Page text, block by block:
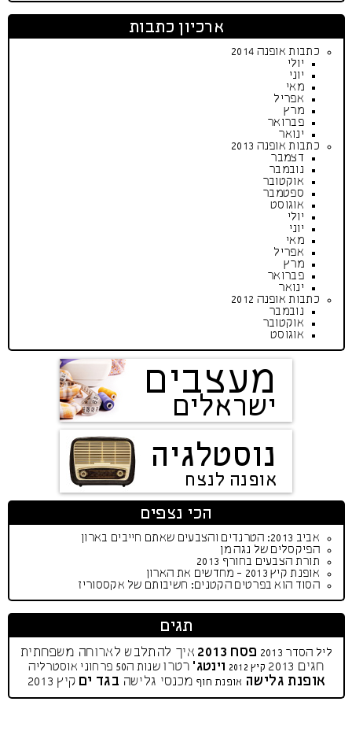
ארכיון כתבות
כתבות אופנה 2014
יולי
יוני
מאי
אפריל
מרץ
פברואר
ינואר
כתבות אופנה 2013
דצמבר
נובמבר
אוקטובר
ספטמבר
אוגוסט
יולי
יוני
מאי
אפריל
מרץ
פברואר
ינואר
כתבות אופנה 2012
נובמבר
אוקטובר
אוגוסט
מעצבים
ישראלים
נוסטלגיה
אופנה לנצח
הכי נצפים
אביב 2013: הטרנדים והצבעים שאתם חייבים בארון
הפיקסלים של נגה מן
תורת הצבעים בחורף 2013
אופנת קיץ 2013 - מחדשים את הארון
הסוד הוא בפרטים הקטנים: חשיבותם של אקססוריז
תגים
ליל הסדר 2013 פסח 2013
איך להתלבש לארוחה משפחתית
חגים 2013
קיץ 2012 וינטג' רטרו שנות ה50 פרחוני אוסטרליה
אופנת גלישה אופנת חוף מכנסי גלישה בגד ים קיץ 2013